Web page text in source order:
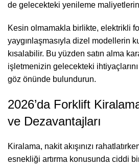
de gelecekteki yenileme maliyetlerini
Kesin olmamakla birlikte, elektrikli
yaygınlaşmasıyla dizel modellerin
kısalabilir. Bu yüzden satın alma
işletmenizin gelecekteki
göz önünde bulundurun.
2026’da Forklift
ve Dezavantajları
Kiralama, nakit akışınızı
esnekliği artırma konusunda ciddi